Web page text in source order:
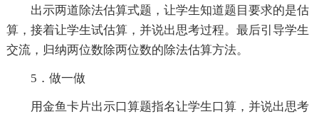
出示两道除法估算式题，让学生知道题目要求的是估
算，接着让学生试估算，并说出思考过程。最后引导学生
交流，归纳两位数除两位数的除法估算方法。
5．做一做
用金鱼卡片出示口算题指名让学生口算，并说出思考